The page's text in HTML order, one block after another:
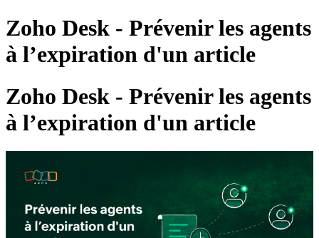
Zoho Desk - Prévenir les agents
à l’expiration d'un article
Zoho Desk - Prévenir les agents
à l’expiration d'un article